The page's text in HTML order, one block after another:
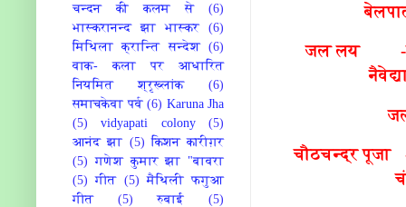
जल लय -
चौठचन्द्र पूजा
चन्दन की कलम से
(6)
भास्करानन्द झा भास्कर
(6)
मिथिला क्रान्ति सन्देश
(6)
वाक- कला पर आधारित
नियमित श्रृख्लांक
(6)
समाचकेवा पर्व (6) Karuna Jha
(5)
vidyapati colony
(5)
आनंद झा (5) किशन कारीग़र
(5) गणेश कुमार झा "बावरा
(5)
गीत (5) मैथिली फगुआ
गीत
(5) रुबाई
(5)